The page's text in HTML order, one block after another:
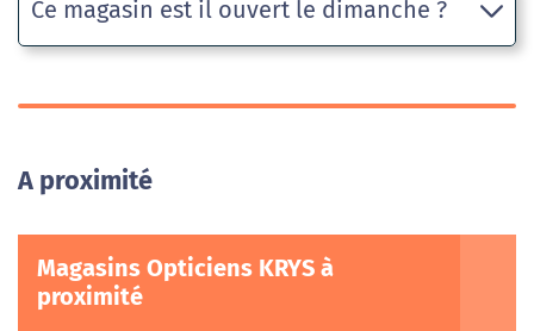
Ce magasin est il ouvert le dimanche ?
A proximité
Magasins Opticiens KRYS à
proximité